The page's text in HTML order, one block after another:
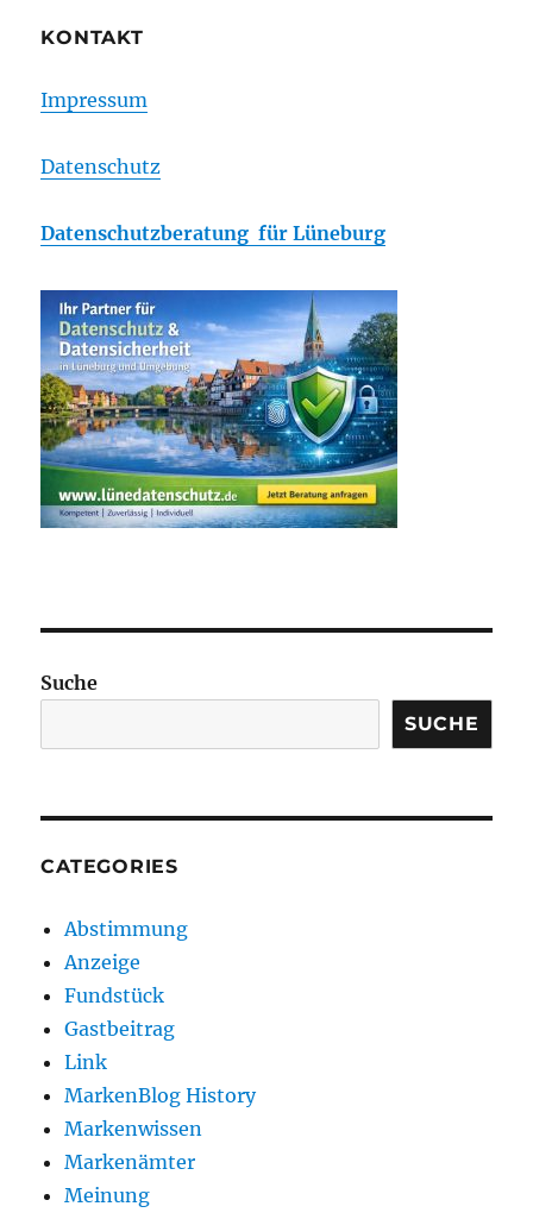
KONTAKT
Impressum
Datenschutz
Datenschutzberatung für Lüneburg
Suche
SUCHE
CATEGORIES
Abstimmung
Anzeige
Fundstück
Gastbeitrag
Link
MarkenBlog History
Markenwissen
Markenämter
Meinung